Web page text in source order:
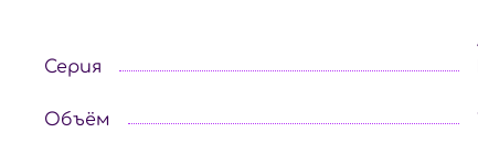
Серия
Объём